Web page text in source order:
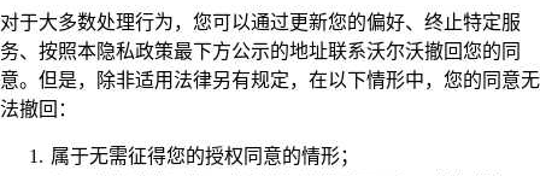
对于大多数处理行为，您可以通过更新您的偏好、终止特定服
务、按照本隐私政策最下方公示的地址联系沃尔沃撤回您的同
意。但是，除非适用法律另有规定，在以下情形中，您的同意无
法撤回：
属于无需征得您的授权同意的情形；